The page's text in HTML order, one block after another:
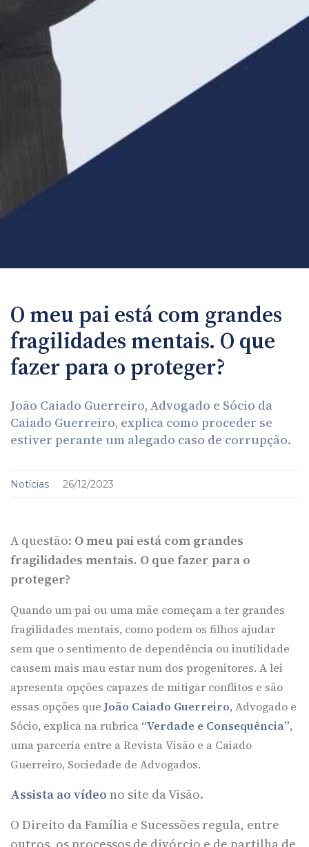
O meu pai está com grandes
fragilidades mentais. O que
fazer para o proteger?
João Caiado Guerreiro, Advogado e Sócio da
Caiado Guerreiro, explica como proceder se
estiver perante um alegado caso de corrupção.
Notícias 26/12/2023
A questão: O meu pai está com grandes
fragilidades mentais. O que fazer para o
proteger?
Quando um pai ou uma mãe começam a ter grandes
fragilidades mentais, como podem os filhos ajudar
sem que o sentimento de dependência ou inutilidade
causem mais mau estar num dos progenitores. A lei
apresenta opções capazes de mitigar conflitos e são
essas opções que João Caiado Guerreiro, Advogado e
Sócio, explica na rubrica “Verdade e Consequência”,
uma parceria entre a Revista Visão e a Caiado
Guerreiro, Sociedade de Advogados.
Assista ao vídeo no site da Visão.
O Direito da Família e Sucessões regula, entre
outros, os processos de divórcio e de partilha de